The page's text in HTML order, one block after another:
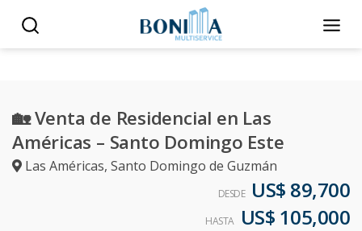
🏡 Venta de Residencial en Las
Américas – Santo Domingo Este
Las Américas, Santo Domingo de Guzmán
DESDE US$ 89,700
HASTA US$ 105,000